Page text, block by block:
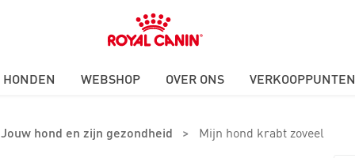
Royal
Canin
HONDEN WEBSHOP OVER ONS VERKOOPPUNTEN
Jouw hond en zijn gezondheid > Mijn hond krabt zoveel